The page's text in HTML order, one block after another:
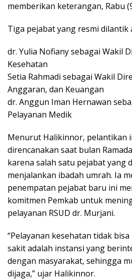
memberikan keterangan, Rabu
Tiga pejabat yang resmi dilantik
dr. Yulia Nofiany sebagai Wakil
Kesehatan
Setia Rahmadi sebagai Wakil
Anggaran, dan Keuangan
dr. Anggun Iman Hernawan
Pelayanan Medik
Menurut Halikinnor, pelantikan
direncanakan saat bulan
karena salah satu pejabat yang
menjalankan ibadah umrah. Ia
penempatan pejabat baru ini
komitmen Pemkab untuk
pelayanan RSUD dr. Murjani.
“Pelayanan kesehatan tidak
sakit adalah instansi yang
dengan masyarakat, sehingga
dijaga,” ujar Halikinnor.